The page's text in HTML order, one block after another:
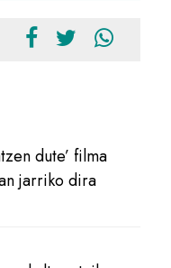
dute’ filma
jarriko dira